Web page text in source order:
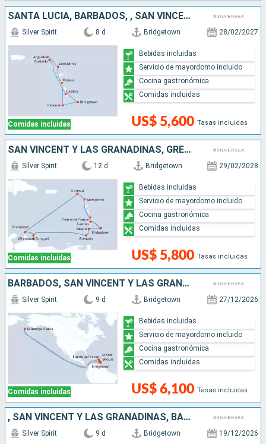
SANTA LUCIA, BARBADOS, , SAN VINCENT Y LAS GRANADINAS, DOMINICA, FRANCIA, ANTIGUA Y BARBUDA
Comidas incluidas
Silver Spirit 8 d Bridgetown 28/02/2027
US$ 5,600 Tasas incluidas
Bebidas incluidas
Servicio de mayordomo incluido
Cocina gastronómica
Comidas incluidas
SAN VINCENT Y LAS GRANADINAS, GRENADA, ARUBA, FRANCIA, ANTIGUA Y BARBUDA, SANTA LUCIA, BARBADOS
Comidas incluidas
Silver Spirit 12 d Bridgetown 29/02/2028
US$ 5,800 Tasas incluidas
Bebidas incluidas
Servicio de mayordomo incluido
Cocina gastronómica
Comidas incluidas
BARBADOS, SAN VINCENT Y LAS GRANADINAS, FRANCIA, ANTIGUA Y BARBUDA, GRENADA, SANTA LUCIA
Comidas incluidas
Silver Spirit 9 d Bridgetown 27/12/2026
US$ 6,100 Tasas incluidas
Bebidas incluidas
Servicio de mayordomo incluido
Cocina gastronómica
Comidas incluidas
, SAN VINCENT Y LAS GRANADINAS, BARBADOS, SANTA LUCIA, DOMINICA, ANTIGUA Y BARBUDA
Silver Spirit 9 d Bridgetown 19/12/2026